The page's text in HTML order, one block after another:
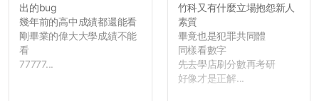
出的bug
幾年前的高中成績都還能看
剛畢業的偉大大學成績不能
看
77777...
竹科又有什麼立場抱怨新人
素質
畢竟也是犯罪共同體
同樣看數字
先去學店刷分數再考研
好像才是正解...